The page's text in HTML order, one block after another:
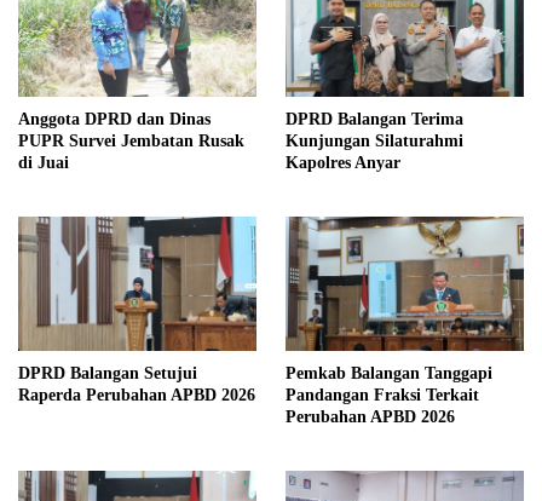
Anggota DPRD dan Dinas
PUPR Survei Jembatan Rusak
di Juai
DPRD Balangan Terima
Kunjungan Silaturahmi
Kapolres Anyar
DPRD Balangan Setujui
Raperda Perubahan APBD 2026
Pemkab Balangan Tanggapi
Pandangan Fraksi Terkait
Perubahan APBD 2026